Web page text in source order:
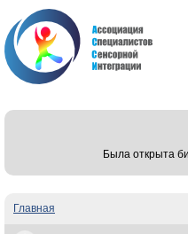
Была открыта
Вы здесь
Главная